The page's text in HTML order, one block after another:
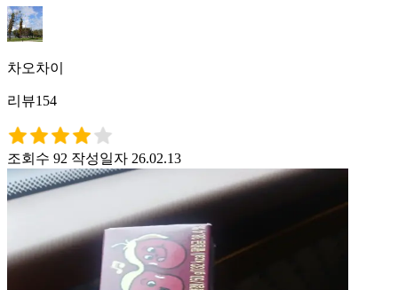
차오차이
리뷰154
조회수 92 작성일자 26.02.13